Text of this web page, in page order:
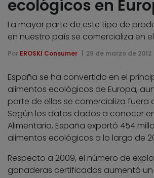
ecológicos en
La mayor parte de este tipo de
en nuestro país se comercializa en
Por EROSKI Consumer 29 de marzo de 2012
España se ha convertido en el
alimentos ecológicos de Europa,
parte de ellos se comercializa fuera
Según los datos dados a conocer
Alimentaria, España exportó 454
alimentos ecológicos a lo largo de
Respecto a 2009, el número de
ganaderas certificadas aumentó un